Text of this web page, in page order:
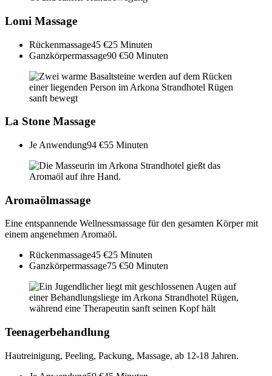
Lomi Massage
Rückenmassage45 €25 Minuten
Ganzkörpermassage90 €50 Minuten
La Stone Massage
Je Anwendung94 €55 Minuten
Aromaölmassage
Eine entspannende Wellnessmassage für den gesamten Körper mit
einem angenehmen Aromaöl.
Rückenmassage45 €25 Minuten
Ganzkörpermassage75 €50 Minuten
Teenagerbehandlung
Hautreinigung, Peeling, Packung, Massage, ab 12-18 Jahren.